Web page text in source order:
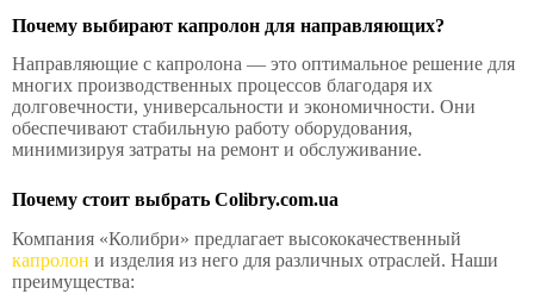
Почему выбирают капролон для направляющих?
Направляющие с капролона — это оптимальное решение для
многих производственных процессов благодаря их
долговечности, универсальности и экономичности. Они
обеспечивают стабильную работу оборудования,
минимизируя затраты на ремонт и обслуживание.
Почему стоит выбрать Colibry.com.ua
Компания «Колибри» предлагает высококачественный
капролон и изделия из него для различных отраслей. Наши
преимущества: